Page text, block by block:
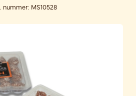
nummer: MS10528